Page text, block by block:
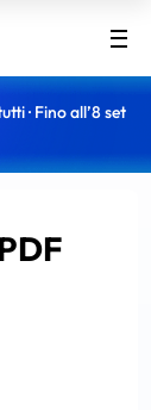
· Fino all’8 set